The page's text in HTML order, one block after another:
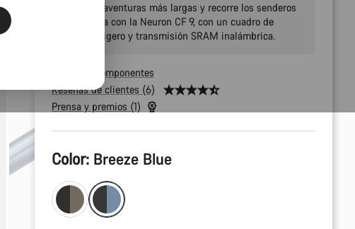
Planifica aventuras más largas y recorre los senderos
de tu zona con la Neuron CF 9, con un cuadro de
carbono ligero y transmisión SRAM inalámbrica.
Todos los componentes
Reseñas de clientes (6)
Prensa y premios (1)
Configuración
del
producto
Color: Breeze Blue